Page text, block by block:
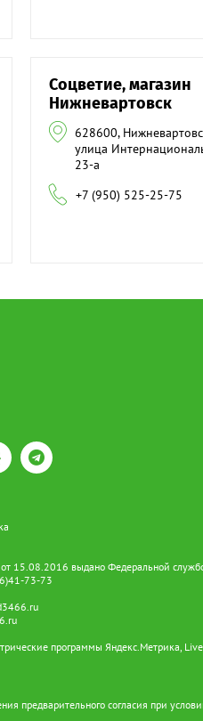
Соцветие, магазин
Нижневартовск
628600,
улица
23-а
+7 (950) 525-25-75
15.08.2016 выдано Федеральной
73-73
программы Яндекс.Метрика,
предварительного согласия при